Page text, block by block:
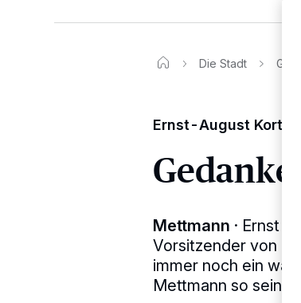
Die Stadt
Ernst-August
Mettmann · Ernst-
Vorsitzender von
immer noch ein
Mettmann so seine